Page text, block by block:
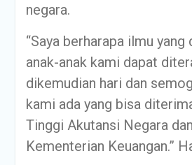
negara.
“Saya berharapa ilmu yang
anak-anak kami dapat
dikemudian hari dan
kami ada yang bisa
Tinggi Akutansi Negara
Kementerian Keuangan.”